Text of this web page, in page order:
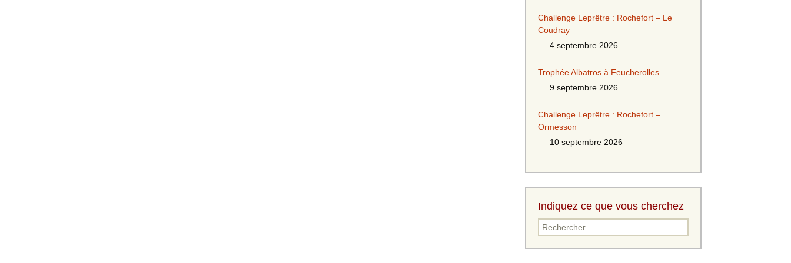
Challenge Leprêtre : Rochefort – Le
Coudray
4 septembre 2026
Trophée Albatros à Feucherolles
9 septembre 2026
Challenge Leprêtre : Rochefort –
Ormesson
10 septembre 2026
Indiquez ce que vous cherchez